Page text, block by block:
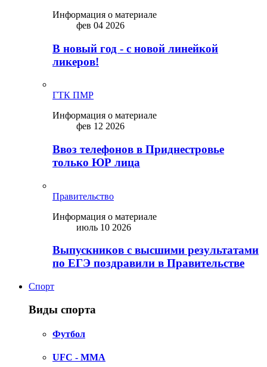
Информация о материале
фев 04 2026
В новый год - с новой линейкой
ликepoв!
ГТК ПМР
Информация о материале
фев 12 2026
Ввоз телефонов в Приднестровье
только ЮР лица
Правительство
Информация о материале
июль 10 2026
Выпускников с высшими результатами
по ЕГЭ поздравили в Правительстве
Спорт
Виды спорта
Футбол
UFC - MMA